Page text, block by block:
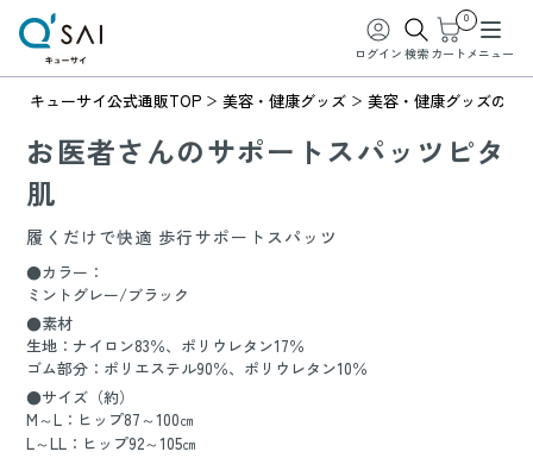
ログイン 検索
0
カート メニュー
キューサイ公式通販TOP 美容・健康グッズ 美容・健康グッズの商
お医者さんのサポートスパッツピタ
肌
履くだけで快適 歩行サポートスパッツ
●カラー：
ミントグレー/ブラック
●素材
生地：ナイロン83％、ポリウレタン17％
ゴム部分：ポリエステル90％、ポリウレタン10％
●サイズ（約）
M～L：ヒップ87～100㎝
L～LL：ヒップ92～105㎝